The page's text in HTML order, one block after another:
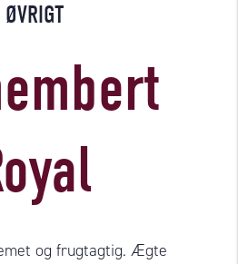
ØVRIGT
og frugtagtig. Ægte